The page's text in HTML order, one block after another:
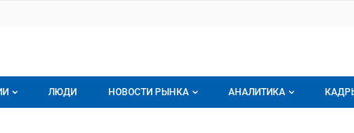
ЛЮДИ НОВОСТИ РЫНКА АНАЛИТИКА